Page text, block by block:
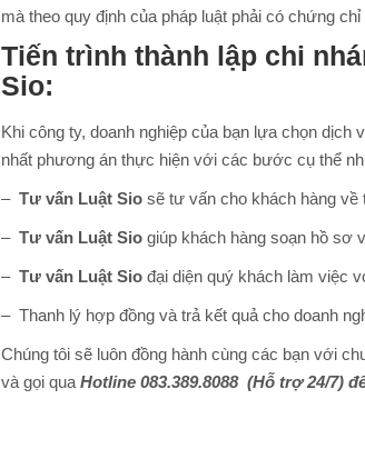
mà theo quy định của pháp luật phải có chứng
Tiến trình thành lập chi
Sio:
Khi công ty, doanh nghiệp của bạn lựa chọn
nhất phương án thực hiện với các bước cụ thể
– Tư vấn Luật Sio sẽ tư vấn cho khách hàng về
– Tư vấn Luật Sio giúp khách hàng soạn hồ sơ
– Tư vấn Luật Sio đại diện quý khách làm việc
– Thanh lý hợp đồng và trả kết quả cho doanh
Chúng tôi sẽ luôn đồng hành cùng các bạn với
và gọi quaHotline 083.389.8088(Hỗ trợ 24/7)